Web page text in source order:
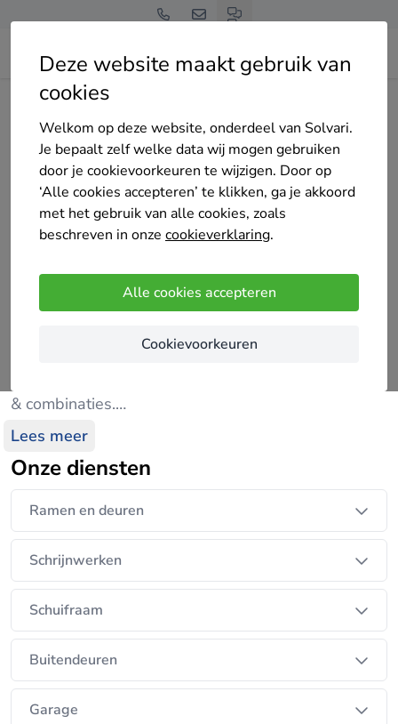
Deze website maakt gebruik van
cookies
Welkom op deze website, onderdeel van Solvari.
Je bepaalt zelf welke data wij mogen gebruiken
door je cookievoorkeuren te wijzigen. Door op
‘Alle cookies accepteren’ te klikken, ga je akkoord
met het gebruik van alle cookies, zoals
beschreven in onze cookieverklaring.
Alle cookies accepteren
Cookievoorkeuren
Home Bedrijven overzicht
KALKUZ
(6 reviews)
Met meer dan 20 jaar ervaring, bieden wij steeds
& combinaties.
Kwaliteit, advies & communicatie komen bij ons op
voorplan bij elke start.
In onze vernieuwde showroom nodigen wij u graag
uit voor een kopje koffie.
Lees meer
Onze diensten
Ramen en deuren
Schrijnwerken
Schuifraam
Buitendeuren
Garage